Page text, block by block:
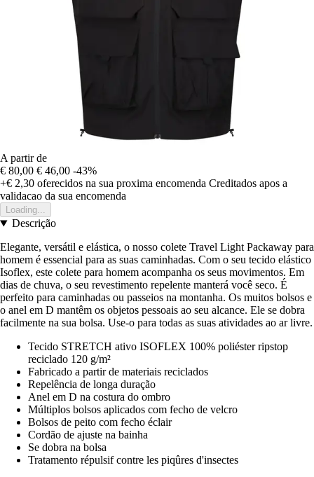
A partir de
€ 80,00 € 46,00 -43%
+€ 2,30 oferecidos na sua proxima encomenda Creditados apos a
validacao da sua encomenda
Loading...
Descrição
Elegante, versátil e elástica, o nosso colete Travel Light Packaway para
homem é essencial para as suas caminhadas. Com o seu tecido elástico
Isoflex, este colete para homem acompanha os seus movimentos. Em
dias de chuva, o seu revestimento repelente manterá você seco. É
perfeito para caminhadas ou passeios na montanha. Os muitos bolsos e
o anel em D mantêm os objetos pessoais ao seu alcance. Ele se dobra
facilmente na sua bolsa. Use-o para todas as suas atividades ao ar livre.
Tecido STRETCH ativo ISOFLEX 100% poliéster ripstop
reciclado 120 g/m²
Fabricado a partir de materiais reciclados
Repelência de longa duração
Anel em D na costura do ombro
Múltiplos bolsos aplicados com fecho de velcro
Bolsos de peito com fecho éclair
Cordão de ajuste na bainha
Se dobra na bolsa
Tratamento répulsif contre les piqûres d'insectes